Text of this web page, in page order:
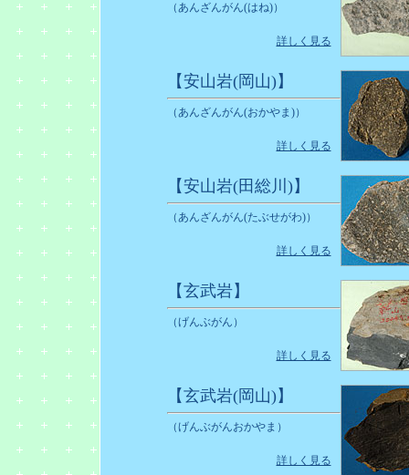
（あんざんがん(はね)）
詳しく見る
【安山岩(岡山)】
（あんざんがん(おかやま)）
詳しく見る
【安山岩(田総川)】
（あんざんがん(たぶせがわ)）
詳しく見る
【玄武岩】
（げんぶがん）
詳しく見る
【玄武岩(岡山)】
（げんぶがんおかやま）
詳しく見る